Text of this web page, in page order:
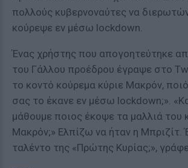
πολλούς κυβερνοναύτες να
κούρεψε εν μέσω lockdown.
Ένας χρήστης που απογοητεύτηκε
του Γάλλου προέδρου έγραψε στο
το κοντό κούρεμα κύριε Mακρόν,
σας το έκανε εν μέσω lockdown;».
μάθουμε ποιος έκοψε τα μαλλιά του
Μακρόν;» Ελπίζω να ήταν η Μπριζίτ.
ταλέντο της «Πρώτης Κυρίας;»,